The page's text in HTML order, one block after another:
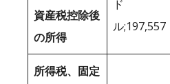
資産税控除後
の所得
ド
ル;197,557
所得税、固定